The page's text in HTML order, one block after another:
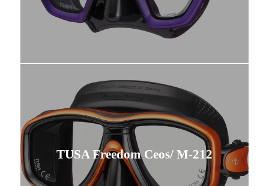
TUSA Freedom Ceos/ M-212